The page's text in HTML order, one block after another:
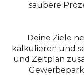
saubere
Deine Ziele
kalkulieren und
und Zeitplan